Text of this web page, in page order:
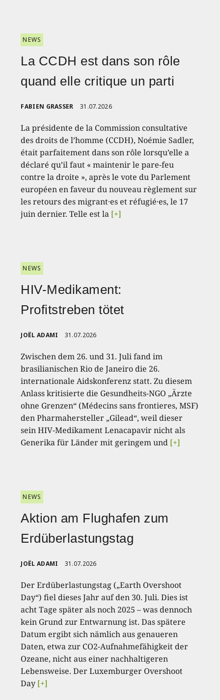
NEWS
La CCDH est dans son rôle
quand elle critique un parti
FABIEN GRASSER 31.07.2026
La présidente de la Commission consultative
des droits de l’homme (CCDH), Noémie Sadler,
était parfaitement dans son rôle lorsqu’elle a
déclaré qu’il faut « maintenir le pare-feu
contre la droite », après le vote du Parlement
européen en faveur du nouveau règlement sur
les retours des migrant·es et réfugié·es, le 17
juin dernier. Telle est la [+]
NEWS
HIV-Medikament:
Profitstreben tötet
JOËL ADAMI 31.07.2026
Zwischen dem 26. und 31. Juli fand im
brasilianischen Rio de Janeiro die 26.
internationale Aidskonferenz statt. Zu diesem
Anlass kritisierte die Gesundheits-NGO „Ärzte
ohne Grenzen“ (Médecins sans frontieres, MSF)
den Pharmahersteller „Gilead“, weil dieser
sein HIV-Medikament Lenacapavir nicht als
Generika für Länder mit geringem und [+]
NEWS
Aktion am Flughafen zum
Erdüberlastungstag
JOËL ADAMI 31.07.2026
Der Erdüberlastungstag („Earth Overshoot
Day“) fiel dieses Jahr auf den 30. Juli. Dies ist
acht Tage später als noch 2025 – was dennoch
kein Grund zur Entwarnung ist. Das spätere
Datum ergibt sich nämlich aus genaueren
Daten, etwa zur CO2-Aufnahmefähigkeit der
Ozeane, nicht aus einer nachhaltigeren
Lebensweise. Der Luxemburger Overshoot
Day [+]